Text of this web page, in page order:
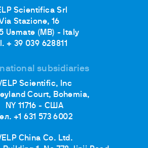
Scientifica Srl
Via Stazione, 16
Usmate (MB) - Italy
+ 39 039 628811
subsidiaries
Scientific, Inc
Court, Bohemia,
NY 11716 - США
Тел. +1 631 573 6002
China Co. Ltd.